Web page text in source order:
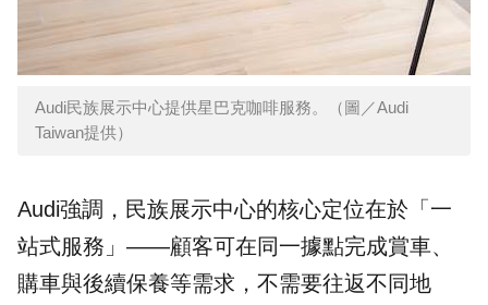
Audi民族展示中心提供星巴克咖啡服務。（圖／Audi
Taiwan提供）
Audi強調，民族展示中心的核心定位在於「一
站式服務」——顧客可在同一據點完成賞車、
購車與後續保養等需求，不需要往返不同地